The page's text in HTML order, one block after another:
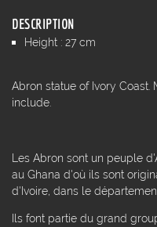
DESCRIPTION
Height : 27 cm
Abron statue of Ivory
include.
Les Abron sont un peuple
au Ghana d'où ils sont
d'Ivoire, dans le
Ils font partie du grand